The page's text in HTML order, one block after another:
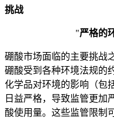
挑战
"严格的
硼酸市场面临的主要挑战
硼酸受到各种环境法规的
化学品对环境的影响（包
日益严格，导致监管更加
酸使用量。这些监管限制